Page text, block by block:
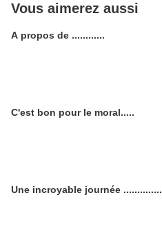
Vous aimerez aussi
A propos de ............
C'est bon pour le moral.....
Une incroyable journée ..............